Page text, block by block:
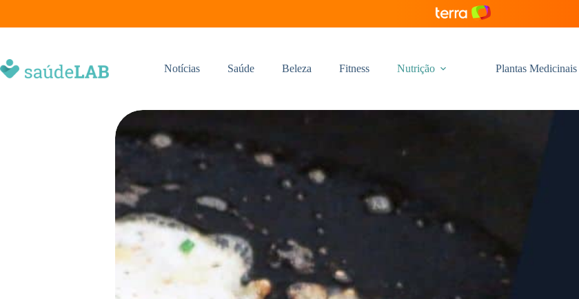
Notícias Saúde Beleza Fitness Nutrição Plantas Medicinais